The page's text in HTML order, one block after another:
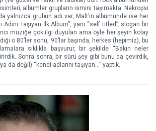
albümler grupların ismini taşımakta. Nekropsi
yalnızca grubun adı var, Malt’ın albümünde ise her
Adını Taşıyan İlk Albüm”, yani “self titled”; slogan bir
müziğe çok ilgi duyulan ama öyle her şeyin kolay
o 80’ler sonu, 90’lar başında, herkes (hepimiz), bu
sıklıkla başvurur, bir şekilde “Bakın neler
Sonra sonra, bir sürü şey gibi bunu da çevirdik,
da değil) “kendi adlarını taşıyan…” yaptık.